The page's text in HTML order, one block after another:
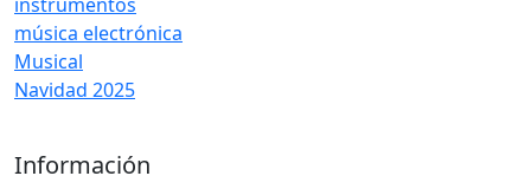
música electrónica
Musical
Navidad 2025
Información